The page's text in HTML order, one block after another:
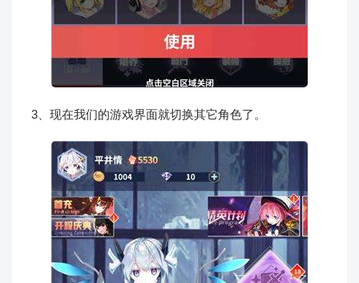
3、现在我们的游戏界面就切换其它角色了。